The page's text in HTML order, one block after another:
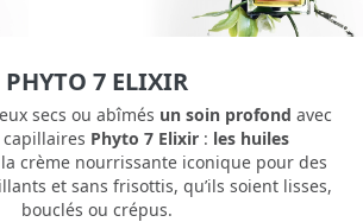
PHYTO 7 ELIXIR
secs ou abîmés un soin profond avec
Phyto 7 Elixir : les huiles
crème nourrissante iconique pour des
et sans frisottis, qu’ils soient lisses,
bouclés ou crépus.